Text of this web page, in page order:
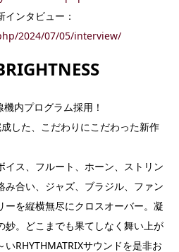
ンタビュー：
2024/07/05/interview/
内プログラム採用！
した、こだわりにこだわった新作
イス、フルート、ホーン、ストリン
み合い、ジャズ、ブラジル、ファン
ーを縦横無尽にクロスオーバー。凝
妙。どこまでも果てしなく舞い上が
RHYTHMATRIXサウンドを是非お